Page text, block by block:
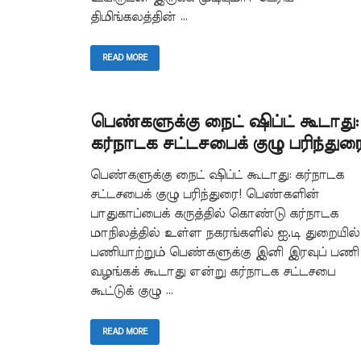
திமிங்கலத்தின் …
READ MORE
பெண்களுக்கு நைட் ஷிப்ட் கூடாது:
கர்நாடக சட்டசபைக் குழு
பெண்களுக்கு நைட் ஷிப்ட் கூடாது: கர்நாடக
சட்டசபைக் குழு பரிந்துரை! பெண்களின்
பாதுகாப்பைக் கருத்தில் கொண்டு கர்நாடக
மாநிலத்தில் உள்ள நகரங்களில் ஐ.டி துறையில்
பணியாற்றும் பெண்களுக்கு இனி இரவுப் பணி
வழங்கக் கூடாது என்று கர்நாடக சட்டசபை
கூட்டுக் குழு …
READ MORE